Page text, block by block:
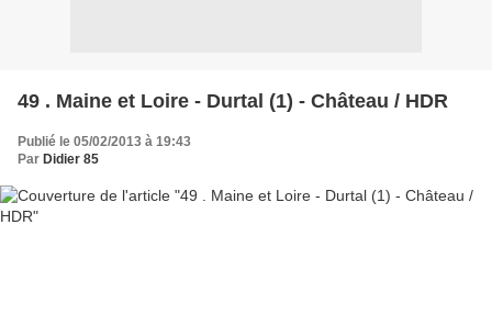
49 . Maine et Loire - Durtal (1) - Château / HDR
Publié le 05/02/2013 à 19:43
Par Didier 85